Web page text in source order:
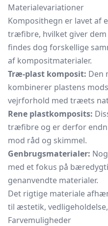
Materialevariationer
Komposithegn er lavet af
træfibre, hvilket giver
findes dog forskellige
af kompositmaterialer.
Træ-plast komposit: Den
kombinerer plastens
vejrforhold med træets
Rene plastkomposits:
træfibre og er derfor
mod råd og skimmel.
Genbrugsmaterialer:
med et fokus på
genanvendte materialer.
Det rigtige materiale
til æstetik,
Farvemuligheder